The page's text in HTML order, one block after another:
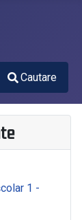
Cautare
1 -